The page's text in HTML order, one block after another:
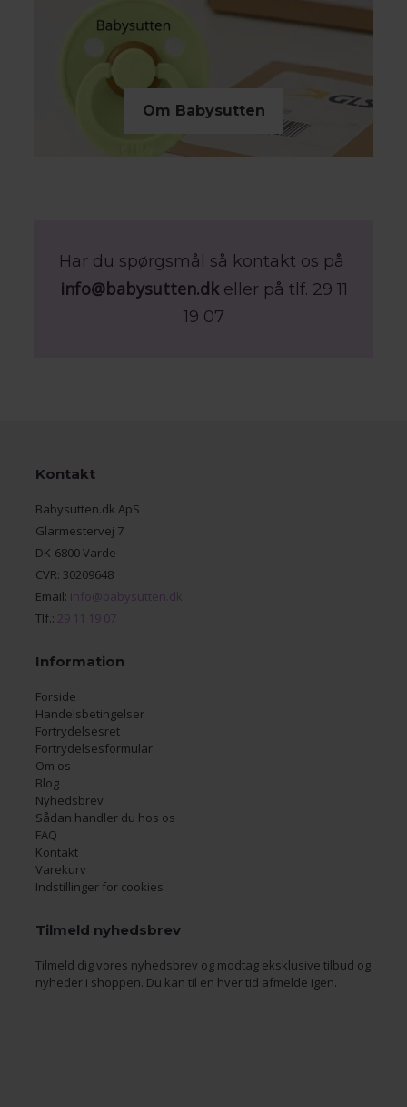
Om Babysutten
Hilsen Susanne
Har du spørgsmål så kontakt os på
info@babysutten.dkeller på tlf. 29 11
19 07
Kontakt
Babysutten.dk ApS
Glarmestervej 7
DK-6800 Varde
CVR: 30209648
Email: info@babysutten.dk
Tlf.: 29 11 19 07
Information
Forside
Handelsbetingelser
Fortrydelsesret
Fortrydelsesformular
Om os
Blog
Nyhedsbrev
Sådan handler du hos os
FAQ
Kontakt
Varekurv
Indstillinger for cookies
Tilmeld nyhedsbrev
Tilmeld dig vores nyhedsbrev og modtag eksklusive tilbud og
nyheder i shoppen. Du kan til en hver tid afmelde igen.